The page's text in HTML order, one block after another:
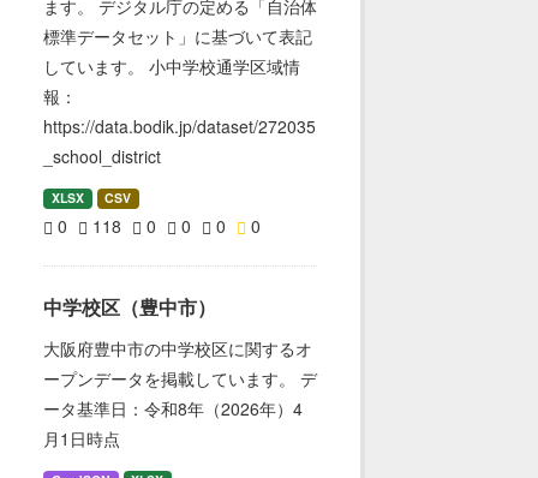
ます。 デジタル庁の定める「自治体
標準データセット」に基づいて表記
しています。 小中学校通学区域情
報：
https://data.bodik.jp/dataset/272035
_school_district
XLSX CSV
0 118 0 0 0 0
中学校区（豊中市）
大阪府豊中市の中学校区に関するオ
ープンデータを掲載しています。 デ
ータ基準日：令和8年（2026年）4
月1日時点